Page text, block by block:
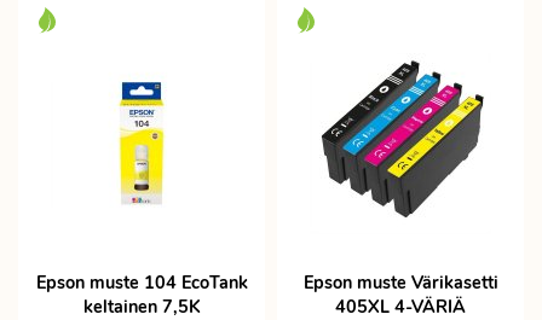
Epson muste 104 EcoTank
keltainen 7,5K
Epson muste Värikasetti
405XL 4-VÄRIÄ